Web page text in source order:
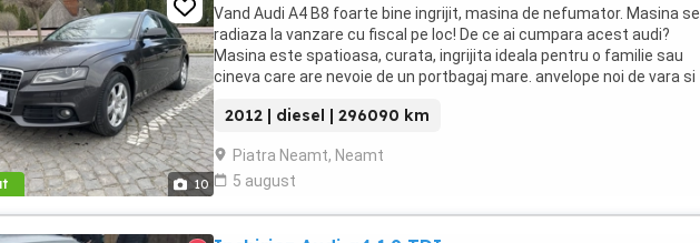
10
Vand Audi A4 B8 foarte bine ingrijit, masina de nefumator. Masina se
radiaza la vanzare cu fiscal pe loc! De ce ai cumpara acest audi?
Masina este spatioasa, curata, ingrijita ideala pentru o familie sau
cineva care are nevoie de un portbagaj mare. anvelope noi de vara si
2012 | diesel | 296090 km
Piatra Neamt, Neamt
5 august